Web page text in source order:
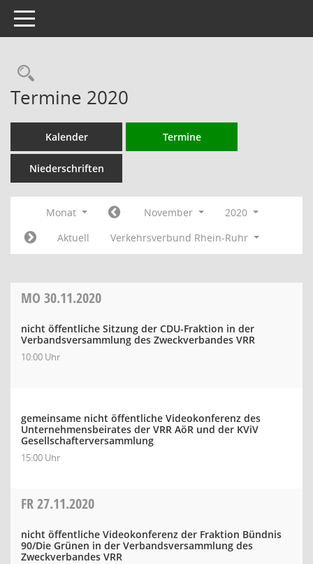
Toggle navigation
Rechercheauswahl
Termine 2020
Kalender Termine
Niederschriften
Monat November
2020
Aktuell
Verkehrsverbund Rhein-Ruhr
MO 30.11.2020
nicht öffentliche Sitzung der CDU-Fraktion in der
Verbandsversammlung des Zweckverbandes VRR
10:00 Uhr
gemeinsame nicht öffentliche Videokonferenz des
Unternehmensbeirates der VRR AöR und der KViV
Gesellschafterversammlung
15:00 Uhr
FR27.11.2020
nicht öffentliche Videokonferenz der Fraktion Bündnis
90/Die Grünen in der Verbandsversammlung des
Zweckverbandes VRR